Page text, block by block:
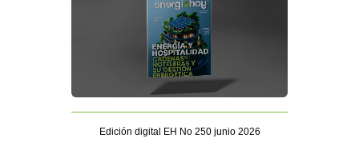
Edición digital EH No 250 junio 2026